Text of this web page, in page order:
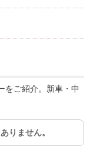
をご紹介。新車・中
りません。